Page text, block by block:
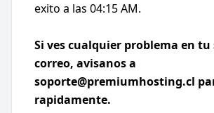
exito a las 04:15 AM.
Si ves cualquier problema en
correo, avisanos a
soporte@premiumhosting.cl
rapidamente.